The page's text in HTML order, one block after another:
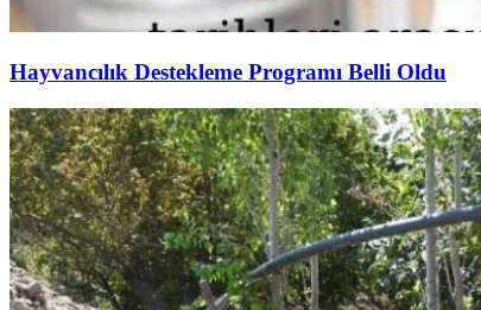
Hayvancılık Destekleme Programı Belli Oldu